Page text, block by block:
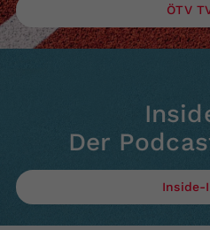
ÖTV
Der
Inside-